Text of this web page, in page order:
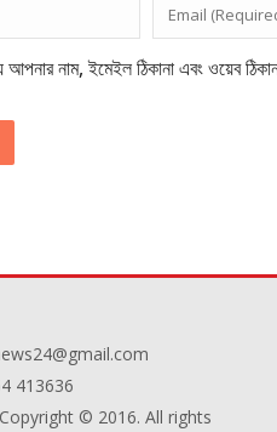
আপনার নাম, ইমেইল ঠিকানা এবং ওয়েব
413636
© 2016. All rights